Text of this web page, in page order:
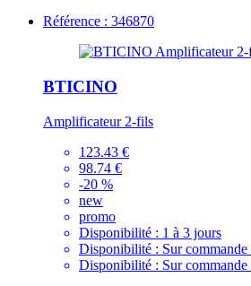
Référence : 346870
BTICINO
Amplificateur 2-fils
123.43 €
98.74 €
-20 %
new
promo
Disponibilité : 1 à 3 jours
Disponibilité : Sur
Disponibilité : Sur